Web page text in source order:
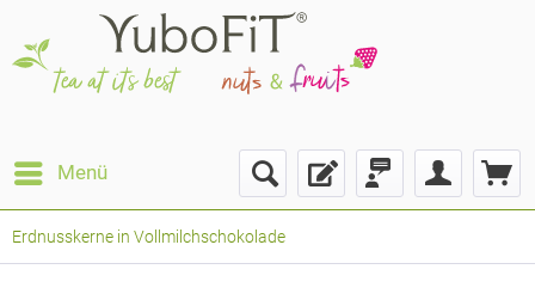
Menü
Erdnusskerne in Vollmilchschokolade